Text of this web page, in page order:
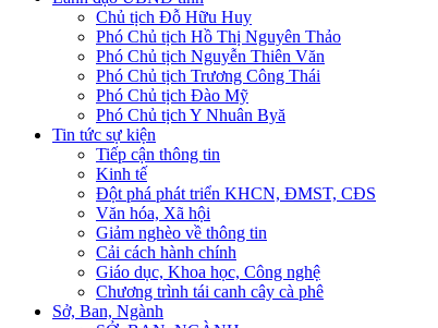
Chủ tịch Đỗ Hữu Huy
Phó Chủ tịch Hồ Thị Nguyên Thảo
Phó Chủ tịch Nguyễn Thiên Văn
Phó Chủ tịch Trương Công Thái
Phó Chủ tịch Đào Mỹ
Phó Chủ tịch Y Nhuân Byă
Tin tức sự kiện
Tiếp cận thông tin
Kinh tế
Đột phá phát triển KHCN, ĐMST, CĐS
Văn hóa, Xã hội
Giảm nghèo về thông tin
Cải cách hành chính
Giáo dục, Khoa học, Công nghệ
Chương trình tái canh cây cà phê
Sở, Ban, Ngành